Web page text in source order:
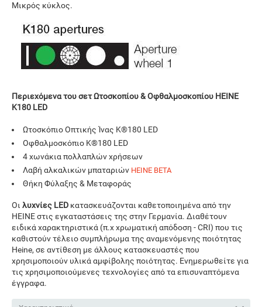
Μικρός κύκλος.
Περιεχόμενα του σετ Ωτοσκοπίου & Οφθαλμοσκοπίου HEINE
K180 LED
Ωτοσκόπιο Οπτικής Ίνας K®180 LED
Οφθαλμοσκόπιο K®180 LED
4 χωνάκια πολλαπλών χρήσεων
Λαβή αλκαλικών μπαταριών HEINE BETA
Θήκη Φύλαξης & Μεταφοράς
Οι λυχνίες LED κατασκευάζονται καθετοποιημένα από την
HEINE στις εγκαταστάσεις της στην Γερμανία. Διαθέτουν
ειδικά χαρακτηριστικά (π.χ χρωματική απόδοση - CRI) που τις
καθιστούν τέλειο συμπλήρωμα της αναμενόμενης ποιότητας
Heine, σε αντίθεση με άλλους κατασκευαστές που
χρησιμοποιούν υλικά αμφίβολης ποιότητας. Ενημερωθείτε για
τις χρησιμοποιούμενες τεχνολογίες από τα επισυναπτόμενα
έγγραφα.